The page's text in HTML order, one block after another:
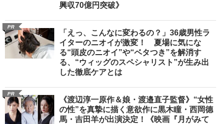
興収70億円突破》
PR
「えっ、こんなに変わるの？」36歳男性ラ
イターのニオイが激変！ 夏場に気にな
る“頭皮のニオイ”や“ベタつき”を解消す
る、“ウィッグのスペシャリスト”が生み出
した徹底ケアとは
PR
《渡辺淳一原作＆娘・渡邉直子監督》“女性
の性”を真摯に描く意欲作に黒木瞳・西岡德
馬・吉田羊が出演決定！《映画『月がみて